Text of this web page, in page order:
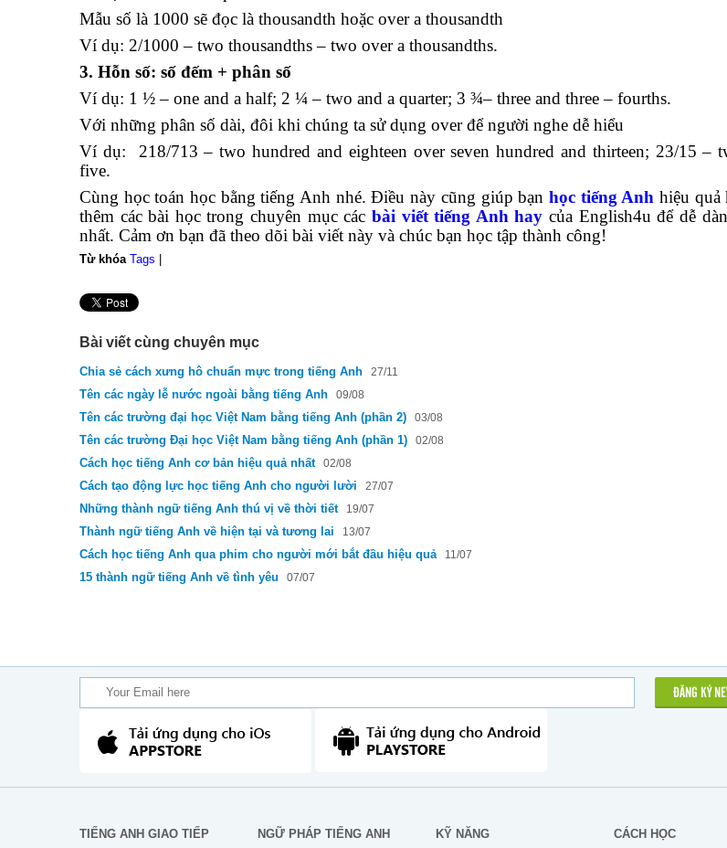
Mẫu số là 1000 sẽ đọc là thousandth hoặc over a thousandth
Ví dụ: 2/1000 – two thousandths – two over a thousandths.
3. Hỗn số: số đếm + phân số
Ví dụ: 1 ½ – one and a half; 2 ¼ – two and a quarter; 3 ¾– three and three – fourths.
Với những phân số dài, đôi khi chúng ta sử dụng over để người nghe dễ hiểu
Ví dụ: 218/713 – two hundred and eighteen over seven hundred and thirteen; 23/15 –
five.
Cùng học toán học bằng tiếng Anh nhé. Điều này cũng giúp bạn học tiếng Anh hiệu quả
thêm các bài học trong chuyên mục các bài viết tiếng Anh hay của English4u để dễ
nhất. Cảm ơn bạn đã theo dõi bài viết này và chúc bạn học tập thành công!
Từ khóa Tags
Bài viết cùng chuyên mục
Chia sẻ cách xưng hô chuẩn mực trong tiếng Anh 27/11
Tên các ngày lễ nước ngoài bằng tiếng Anh 09/08
Tên các trường đại học Việt Nam bằng tiếng Anh (phần 2) 03/08
Tên các trường Đại học Việt Nam bằng tiếng Anh (phần 1) 02/08
Cách học tiếng Anh cơ bản hiệu quả nhất 02/08
Cách tạo động lực học tiếng Anh cho người lười 27/07
Những thành ngữ tiếng Anh thú vị về thời tiết 19/07
Thành ngữ tiếng Anh về hiện tại và tương lai 13/07
Cách học tiếng Anh qua phim cho người mới bắt đầu hiệu quả 11/07
15 thành ngữ tiếng Anh về tình yêu 07/07
ĐĂNG KÝ
TIẾNG ANH GIAO TIẾP NGỮ PHÁP TIẾNG ANH KỸ NĂNG CÁCH HỌC